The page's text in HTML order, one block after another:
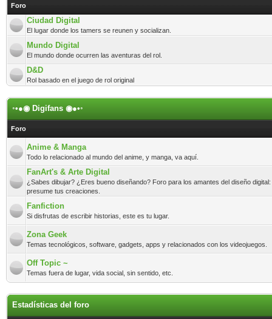
Foro
Ciudad Digital
El lugar donde los tamers se reunen y socializan.
Mundo Digital
El mundo donde ocurren las aventuras del rol.
D&D
Rol basado en el juego de rol original
◦•●◉ Digifans ◉●•◦
Foro
Anime & Manga
Todo lo relacionado al mundo del anime, y manga, va aquí.
FanArt's & Arte Digital
¿Sabes dibujar? ¿Eres bueno diseñando? Foro para los amantes del diseño
presume tus creaciones.
Fanfiction
Si disfrutas de escribir historias, este es tu lugar.
Zona Geek
Temas tecnológicos, software, gadgets, apps y relacionados con los videojuegos.
Off Topic ~
Temas fuera de lugar, vida social, sin sentido, etc.
Estadísticas del foro